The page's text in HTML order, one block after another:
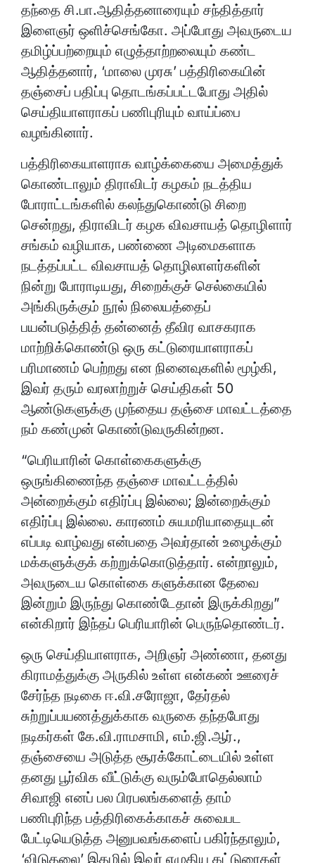
தந்தை சி.பா.ஆதித்தனாரையும் சந்தித்தார்
இளைஞர் ஒளிச்செங்கோ. அப்போது அவருடைய
தமிழ்ப்பற்றையும் எழுத்தாற்றலையும் கண்ட
ஆதித்தனார், ‘மாலை முரசு’ பத்திரிகையின்
தஞ்சைப் பதிப்பு தொடங்கப்பட்டபோது அதில்
செய்தியாளராகப் பணிபுரியும் வாய்ப்பை
வழங்கினார்.
பத்திரிகையாளராக வாழ்க்கையை அமைத்துக்
கொண்டாலும் திராவிடர் கழகம் நடத்திய
போராட்டங்களில் கலந்துகொண்டு சிறை
சென்றது, திராவிடர் கழக விவசாயத் தொழிளார்
சங்கம் வழியாக, பண்ணை அடிமைகளாக
நடத்தப்பட்ட விவசாயத் தொழிலாளர்களின்
நின்று போராடியது, சிறைக்குச் செல்கையில்
அங்கிருக்கும் நூல் நிலையத்தைப்
பயன்படுத்தித் தன்னைத் தீவிர வாசகராக
மாற்றிக்கொண்டு ஒரு கட்டுரையாளராகப்
பரிமாணம் பெற்றது என நினைவுகளில் மூழ்கி,
இவர் தரும் வரலாற்றுச் செய்திகள் 50
ஆண்டுகளுக்கு முந்தைய தஞ்சை மாவட்டத்தை
நம் கண்முன் கொண்டுவருகின்றன.
“பெரியாரின் கொள்கைகளுக்கு
ஒருங்கிணைந்த தஞ்சை மாவட்டத்தில்
அன்றைக்கும் எதிர்ப்பு இல்லை; இன்றைக்கும்
எதிர்ப்பு இல்லை. காரணம் சுயமரியாதையுடன்
எப்படி வாழ்வது என்பதை அவர்தான் உழைக்கும்
மக்களுக்குக் கற்றுக்கொடுத்தார். என்றாலும்,
அவருடைய கொள்கை களுக்கான தேவை
இன்றும் இருந்து கொண்டேதான் இருக்கிறது”
என்கிறார் இந்தப் பெரியாரின் பெருந்தொண்டர்.
ஒரு செய்தியாளராக, அறிஞர் அண்ணா, தனது
கிராமத்துக்கு அருகில் உள்ள என்கண் ஊரைச்
சேர்ந்த நடிகை ஈ.வி.சரோஜா, தேர்தல்
சுற்றுப்பயணத்துக்காக வருகை தந்தபோது
நடிகர்கள் கே.வி.ராமசாமி, எம்.ஜி.ஆர்.,
தஞ்சையை அடுத்த சூரக்கோட்டையில் உள்ள
தனது பூர்விக வீட்டுக்கு வரும்போதெல்லாம்
சிவாஜி எனப் பல பிரபலங்களைத் தாம்
பணிபுரிந்த பத்திரிகைக்காகச் சுவைபட
பேட்டியெடுத்த அனுபவங்களைப் பகிர்ந்தாலும்,
‘விடுதலை’ இதழில் இவர் எழுதிய கட்டுரைகள்